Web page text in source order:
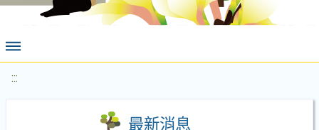
:::
最新消息